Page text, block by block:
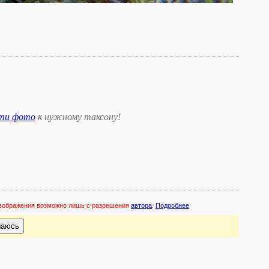
фото к нужному таксону!
возможно лишь с разрешения автора Подробнее